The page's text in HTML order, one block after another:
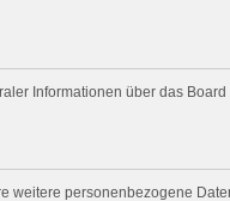
Informationen über das
weitere personenbezogene